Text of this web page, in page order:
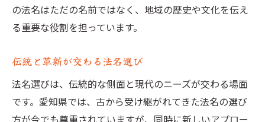
の法名はただの名前ではなく、地域の歴史や文化を伝え
る重要な役割を担っています。
伝統と革新が交わる法名選び
法名選びは、伝統的な側面と現代のニーズが交わる場面
です。愛知県では、古から受け継がれてきた法名の選び
方が今でも尊重されていますが、同時に新しいアプロー